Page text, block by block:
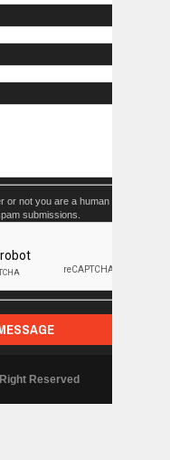
or not you are a human
submissions.
Reserved